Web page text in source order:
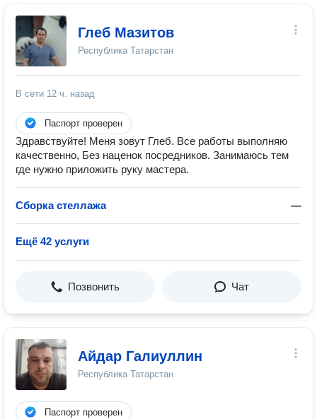
Глеб Мазитов
Республика Татарстан
В сети 12 ч. назад
Паспорт проверен
Здравствуйте! Меня зовут Глеб. Все работы выполняю
качественно, Без наценок посредников. Занимаюсь тем
где нужно приложить руку мастера.
Сборка стеллажа —
Ещё 42 услуги
Позвонить Чат
Айдар Галиуллин
Республика Татарстан
Паспорт проверен